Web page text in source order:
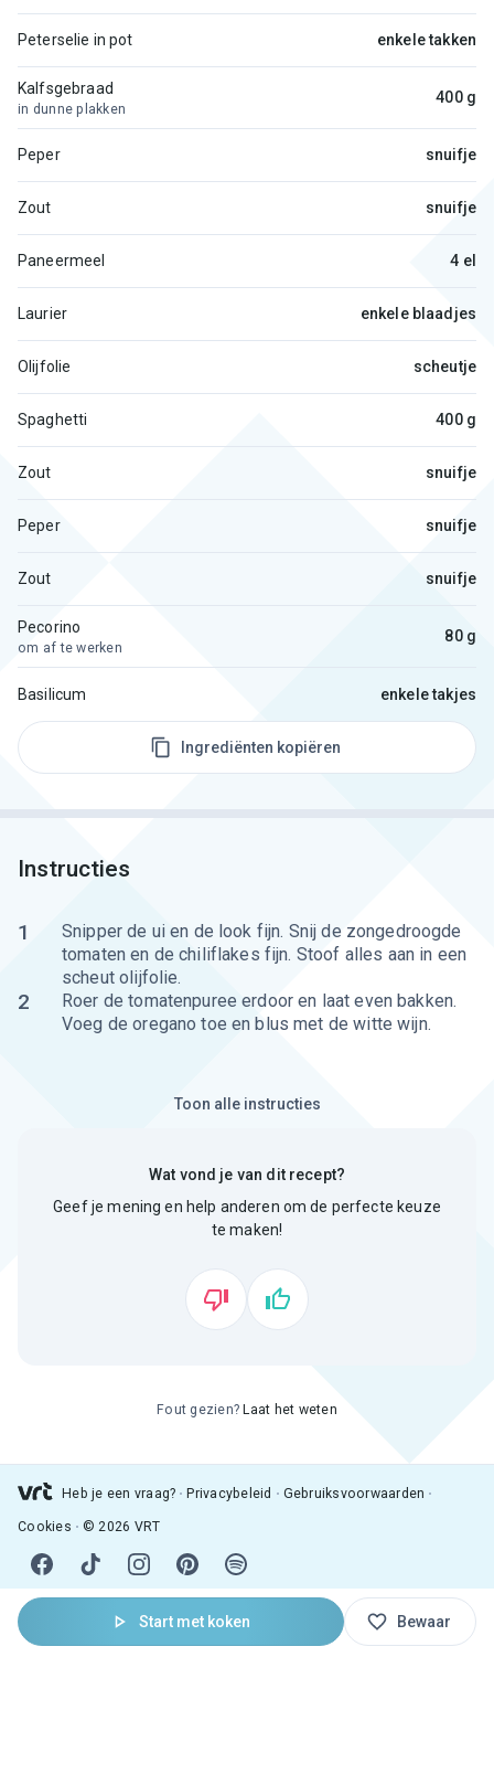
Start met koken Bewaar
Peterselie in pot enkele takken
Kalfsgebraad
in dunne plakken
400 g
Peper snuifje
Zout snuifje
Paneermeel 4 el
Laurier enkele blaadjes
Olijfolie scheutje
Spaghetti 400 g
Zout snuifje
Peper snuifje
Zout snuifje
Pecorino
om af te werken
80 g
Basilicum enkele takjes
Ingrediënten kopiëren
Instructies
1
Snipper de ui en de look fijn. Snij de zongedroogde
tomaten en de chiliflakes fijn. Stoof alles aan in een
scheut olijfolie.
2
Roer de tomatenpuree erdoor en laat even bakken.
Voeg de oregano toe en blus met de witte wijn.
Toon alle instructies
Wat vond je van dit recept?
Geef je mening en help anderen om de perfecte keuze
te maken!
Fout gezien? Laat het weten
Heb je een vraag? Privacybeleid Gebruiksvoorwaarden
Cookies © 2026 VRT